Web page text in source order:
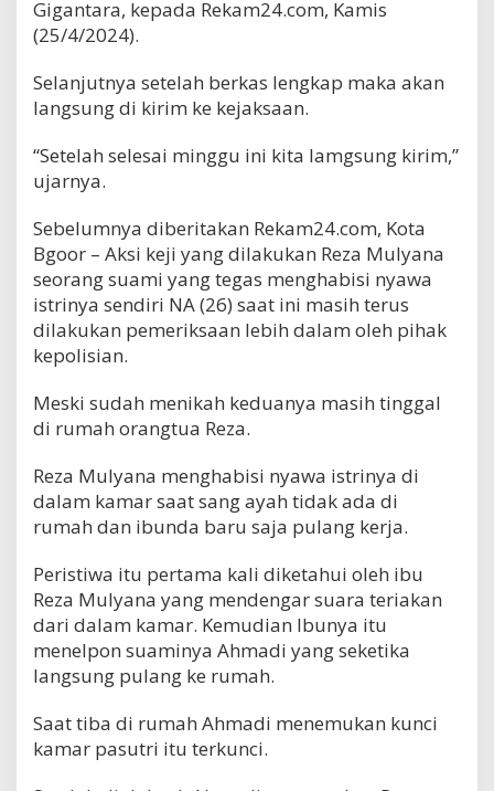
Gigantara, kepada Rekam24.com, Kamis
(25/4/2024).
Selanjutnya setelah berkas lengkap maka akan
langsung di kirim ke kejaksaan.
“Setelah selesai minggu ini kita lamgsung kirim,”
ujarnya.
Sebelumnya diberitakan Rekam24.com, Kota
Bgoor – Aksi keji yang dilakukan Reza Mulyana
seorang suami yang tegas menghabisi nyawa
istrinya sendiri NA (26) saat ini masih terus
dilakukan pemeriksaan lebih dalam oleh pihak
kepolisian.
Meski sudah menikah keduanya masih tinggal
di rumah orangtua Reza.
Reza Mulyana menghabisi nyawa istrinya di
dalam kamar saat sang ayah tidak ada di
rumah dan ibunda baru saja pulang kerja.
Peristiwa itu pertama kali diketahui oleh ibu
Reza Mulyana yang mendengar suara teriakan
dari dalam kamar. Kemudian Ibunya itu
menelpon suaminya Ahmadi yang seketika
langsung pulang ke rumah.
Saat tiba di rumah Ahmadi menemukan kunci
kamar pasutri itu terkunci.